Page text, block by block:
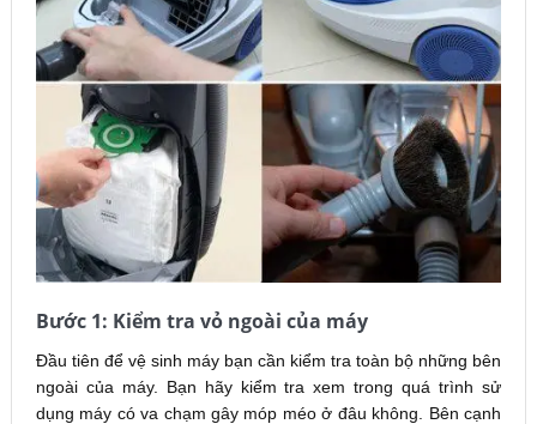
Bước 1: Kiểm tra vỏ ngoài của máy
Đầu tiên để vệ sinh máy bạn cần kiểm tra toàn bộ những bên
ngoài của máy. Bạn hãy kiểm tra xem trong quá trình sử
dụng máy có va chạm gây móp méo ở đâu không. Bên cạnh